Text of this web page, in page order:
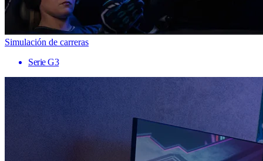
Simulación de carreras
Serie G3